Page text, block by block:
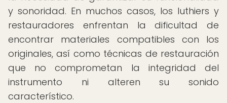
y sonoridad. En muchos casos, los luthiers y
restauradores enfrentan la dificultad de
encontrar materiales compatibles con los
originales, así como técnicas de restauración
que no comprometan la integridad del
instrumento ni alteren su sonido
característico.